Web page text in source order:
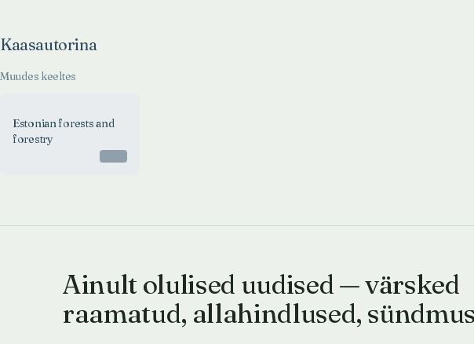
Kaasautorina
Muudes keeltes
Estonian forests and
forestry
Ainult olulised uudised — värsked
raamatud, allahindlused,